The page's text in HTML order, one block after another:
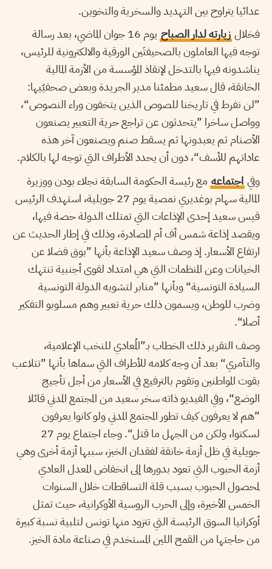
عدائيا يتراوح بين التهديد والسخرية والتخوين.
فخلال زيارته لدار الصباح
يوم 16 جوان الماضي، بعد رسالة
توجه فيها العاملون بالصحيفتَين الورقية والالكترونية للرئيس،
يناشدونه فيها بالتدخل لإنقاذ المؤسسة من الأزمة المالية
الخانقة، قال سعيد مطمئنا مدير الجريدة وبعض صحفيّيها:
”لن نفرط في تاريخنا للصوص الذين يتخفون وراء النصوص“،
وواصل ساخرا ”يتحدثون عن تراجع حرية التعبير يصنعون
الأصنام ثم يعبدونها ثم يسقط صنم ويصنعون آخر هذه
عاداتهم للأسف“، دون أن يحدد الأطراف التي توجه لها بالكلام.
وفي اجتماعه مع رئيسة الحكومة السابقة نجلاء بودن ووزيرة
المالية سهام بوغديري نمصية يوم 27 جويلية، استهدف الرئيس
قيس سعيد إحدى الإذاعات التي تمتلك الدولة حصة فيها،
ويقصد إذاعة شمس أف أم المصادرة، وذلك في إطار الحديث عن
ارتفاع الأسعار. إذ وصف سعيد الإذاعة بأنها ”بوق فضلا عن
الخيانات وعن المنظمات التي هي امتداد لقوى أجنبية تنتهك
السيادة التونسية“ وبأنها ”منابر لتشويه الدولة التونسية
وضرب للوطن، ويسمون ذلك حرية تعبير وهم مسلوبو التفكير
أصلا“.
وصف التقرير ذلك الخطاب بـ”المُعادي للنخب الإعلامية،
والتآمري“ بعد أن وجه كلامه للأطراف التي سماها بأنها ”تتلاعب
بقوت المواطنين وتقوم بالترفيع في الأسعار من أجل تأجيج
الوضع“، وفي الفيديو ذاته سخر سعيد من المجتمع المدني قائلا
”هم لا يعرفون كيف تطور المجتمع المدني ولو كانوا يعرفون
لسكتوا، ولكن من الجهل ما قتل“. وجاء اجتماع يوم 27
جويلية في ظل أزمة خانقة لفقدان الخبز، سببها أزمة أخرى وهي
أزمة الحبوب التي تعود بدورها إلى انخفاض المعدل العادي
لمحصول الحبوب بسبب قلة التساقطات خلال السنوات
الخمس الأخيرة،وإلى الحرب الروسية الأوكرانية، حيث تمثل
أوكرانيا السوق الرئيسة التي تتزود منها تونس لتلبية نسبة كبيرة
من حاجتها من القمح اللين المستخدم في صناعة مادة الخبز.